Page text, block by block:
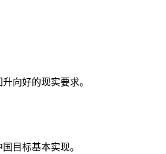
向好的现实要求。
目标基本实现。